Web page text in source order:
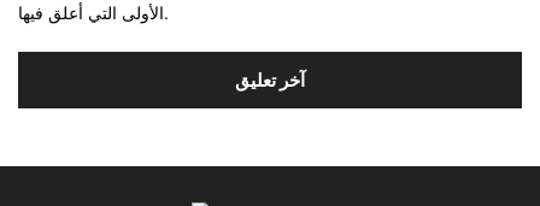
الأولى التي أعلق فيها.